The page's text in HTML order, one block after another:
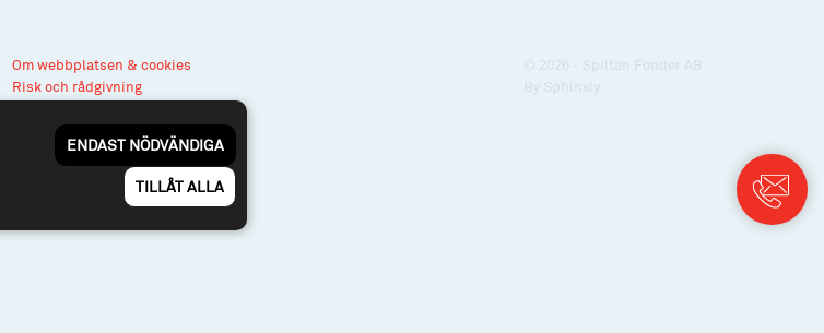
Om webbplatsen & cookies
Risk och rådgivning
© 2026 - Spiltan Fonder AB
By Sphinxly
ENDAST NÖDVÄNDIGA
TILLÅT ALLA